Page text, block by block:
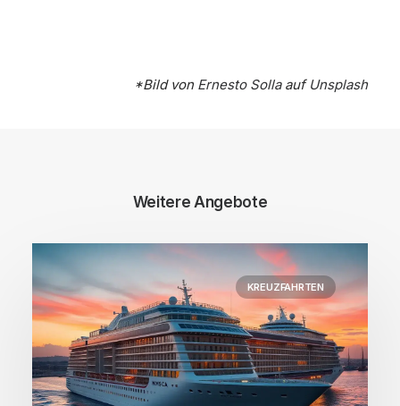
*Bild von Ernesto Sollaauf Unsplash
Weitere Angebote
KREUZFAHRTEN